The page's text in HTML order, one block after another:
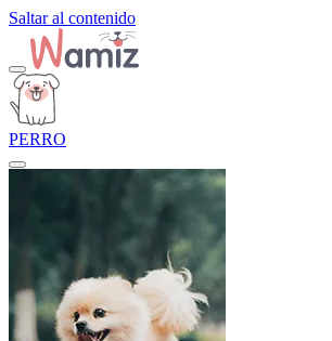
Saltar al contenido
PERRO